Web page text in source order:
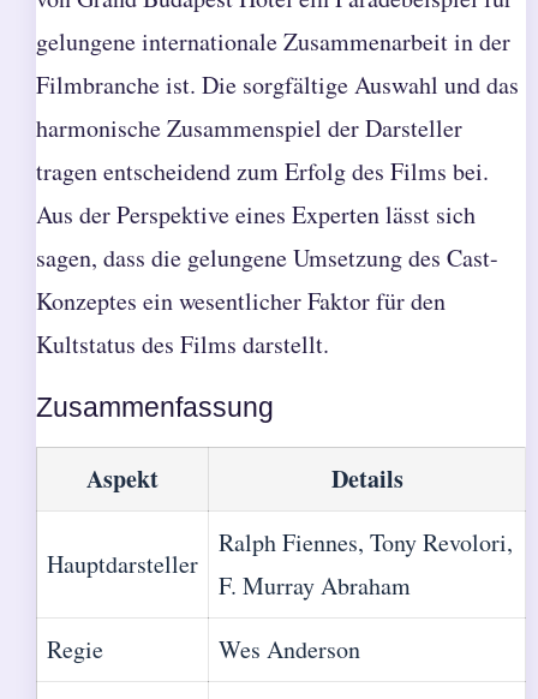
gelungene internationale Zusammenarbeit in der
Filmbranche ist. Die sorgfältige Auswahl und das
harmonische Zusammenspiel der Darsteller
tragen entscheidend zum Erfolg des Films bei.
Aus der Perspektive eines Experten lässt sich
sagen, dass die gelungene Umsetzung des Cast-
Konzeptes ein wesentlicher Faktor für den
Kultstatus des Films darstellt.
Zusammenfassung
Aspekt Details
Hauptdarsteller
Ralph Fiennes, Tony Revolori,
F. Murray Abraham
Regie
Wes Anderson